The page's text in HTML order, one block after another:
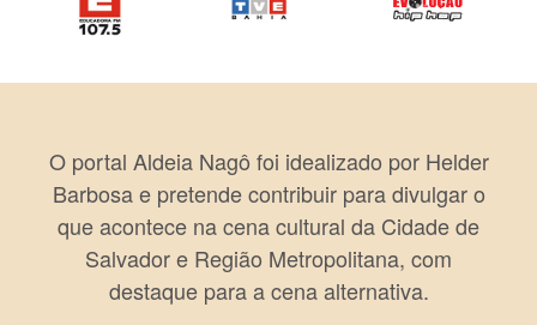
O portal Aldeia Nagô foi idealizado por Helder
Barbosa e pretende contribuir para divulgar o
que acontece na cena cultural da Cidade de
Salvador e Região Metropolitana, com
destaque para a cena alternativa.